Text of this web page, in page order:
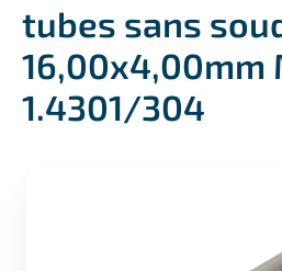
tubes sans
16,00x4,00mm
1.4301/304